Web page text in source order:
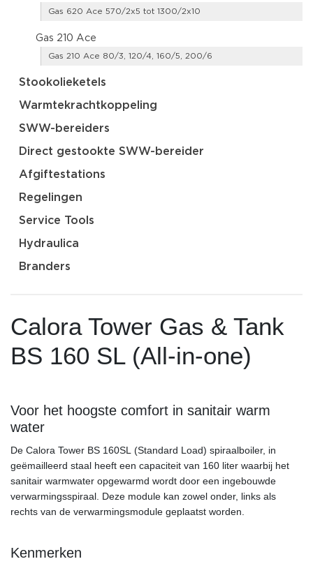
Gas 620 Ace 570/2x5 tot 1300/2x10
Gas 210 Ace
Gas 210 Ace 80/3, 120/4, 160/5, 200/6
Stookolieketels
Warmtekrachtkoppeling
SWW-bereiders
Direct gestookte SWW-bereider
Afgiftestations
Regelingen
Service Tools
Hydraulica
Branders
Calora Tower Gas & Tank
BS 160 SL (All-in-one)
Voor het hoogste comfort in sanitair warm
water
De Calora Tower BS 160SL (Standard Load) spiraalboiler, in
geëmailleerd staal heeft een capaciteit van 160 liter waarbij het
sanitair warmwater opgewarmd wordt door een ingebouwde
verwarmingsspiraal. Deze module kan zowel onder, links als
rechts van de verwarmingsmodule geplaatst worden.
Kenmerken